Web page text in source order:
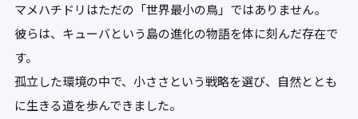
マメハチドリはただの「世界最小の鳥」ではありません。
彼らは、キューバという島の進化の物語を体に刻んだ存在で
す。
孤立した環境の中で、小ささという戦略を選び、自然ととも
に生きる道を歩んできました。